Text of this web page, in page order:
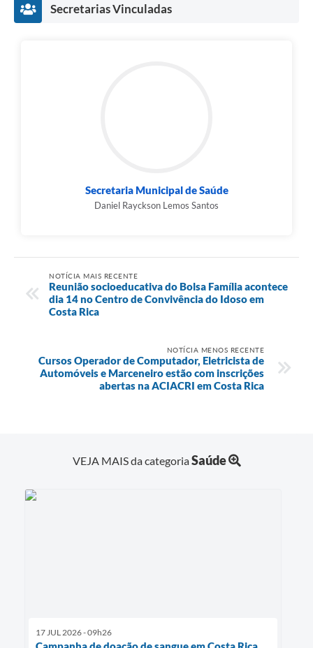
Secretarias Vinculadas
Secretaria Municipal de Saúde
Daniel Rayckson Lemos Santos
NOTÍCIA MAIS RECENTE
Reunião socioeducativa do Bolsa Família acontece
dia 14 no Centro de Convivência do Idoso em
Costa Rica
NOTÍCIA MENOS RECENTE
Cursos Operador de Computador, Eletricista de
Automóveis e Marceneiro estão com inscrições
abertas na ACIACRI em Costa Rica
VEJA MAIS da categoriaSaúde
17 JUL 2026 - 09h26